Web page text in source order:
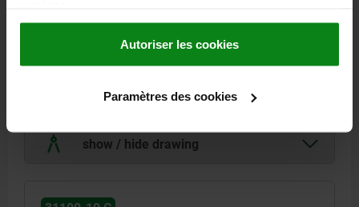
Autoriser les cookies
Paramètres des cookies
Narrow article selection
show / hide drawing